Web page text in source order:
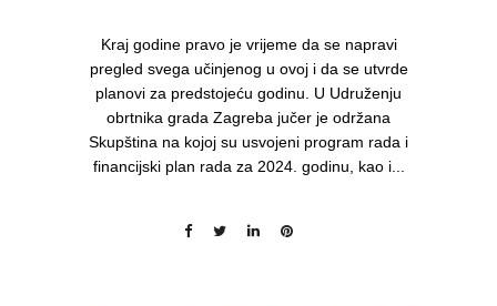
Kraj godine pravo je vrijeme da se napravi
pregled svega učinjenog u ovoj i da se utvrde
planovi za predstojeću godinu. U Udruženju
obrtnika grada Zagreba jučer je održana
Skupština na kojoj su usvojeni program rada i
financijski plan rada za 2024. godinu, kao i...